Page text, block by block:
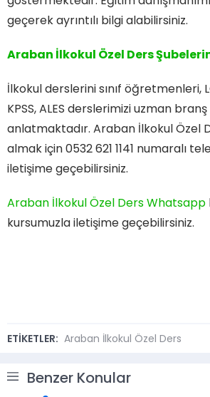
geçerek ayrıntılı bilgi alabilirsiniz.
Araban İlkokul Özel Ders
İlkokul derslerini sınıf öğretmenleri,
KPSS, ALES derslerimizi uzman
anlatmaktadır. Araban İlkokul Özel
almak için 0532 621 1141 numaralı
iletişime geçebilirsiniz.
Araban İlkokul Özel Ders Whatsapp
kursumuzla iletişime geçebilirsiniz.
ETİKETLER: Araban İlkokul Özel Ders
Benzer Konular